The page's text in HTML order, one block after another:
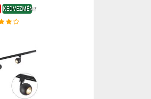
KEDVEZMÉNY